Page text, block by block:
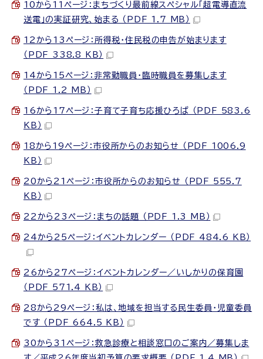
10から11ページ：まちづくり最前線スペシャル「超電導直流
送電」の実証研究、始まる （PDF 1.7 MB）
12から13ページ：所得税・住民税の申告が始まります
（PDF 338.8 KB）
14から15ページ：非常勤職員・臨時職員を募集します
（PDF 1.2 MB）
16から17ページ：子育て子育ち応援ひろば （PDF 583.6
KB）
18から19ページ：市役所からのお知らせ （PDF 1006.9
KB）
20から21ページ：市役所からのお知らせ （PDF 555.7
KB）
22から23ページ：まちの話題 （PDF 1.3 MB）
24から25ページ：イベントカレンダー （PDF 484.6 KB）
26から27ページ：イベントカレンダー／いしかりの保育園
（PDF 571.4 KB）
28から29ページ：私は、地域を担当する民生委員・児童委員
です （PDF 664.5 KB）
30から31ページ：救急診療と相談窓口のご案内／募集しま